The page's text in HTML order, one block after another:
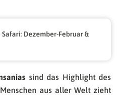
Dezember-Februar &
sind das Highlight des
aus aller Welt zieht